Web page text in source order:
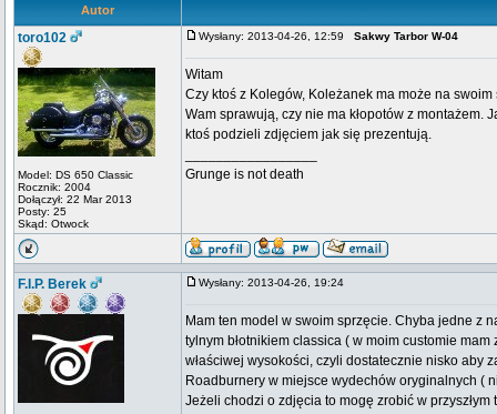
Autor
toro102
Model: DS 650 Classic
Rocznik: 2004
Dołączył: 22 Mar 2013
Posty: 25
Skąd: Otwock
Wysłany: 2013-04-26, 12:59 Sakwy Tarbor W-04
Witam
Czy ktoś z Kolegów, Koleżanek ma może na
Wam sprawują, czy nie ma kłopotów z
ktoś podzieli zdjęciem jak się prezentują.
Grunge is not death
F.I.P. Berek Wysłany: 2013-04-26, 19:24
Mam ten model w swoim sprzęcie. Chyba jedne z
tylnym błotnikiem classica ( w moim customie
właściwej wysokości, czyli dostatecznie nisko aby
Roadburnery w miejsce wydechów oryginalnych (
Jeżeli chodzi o zdjęcia to mogę zrobić w